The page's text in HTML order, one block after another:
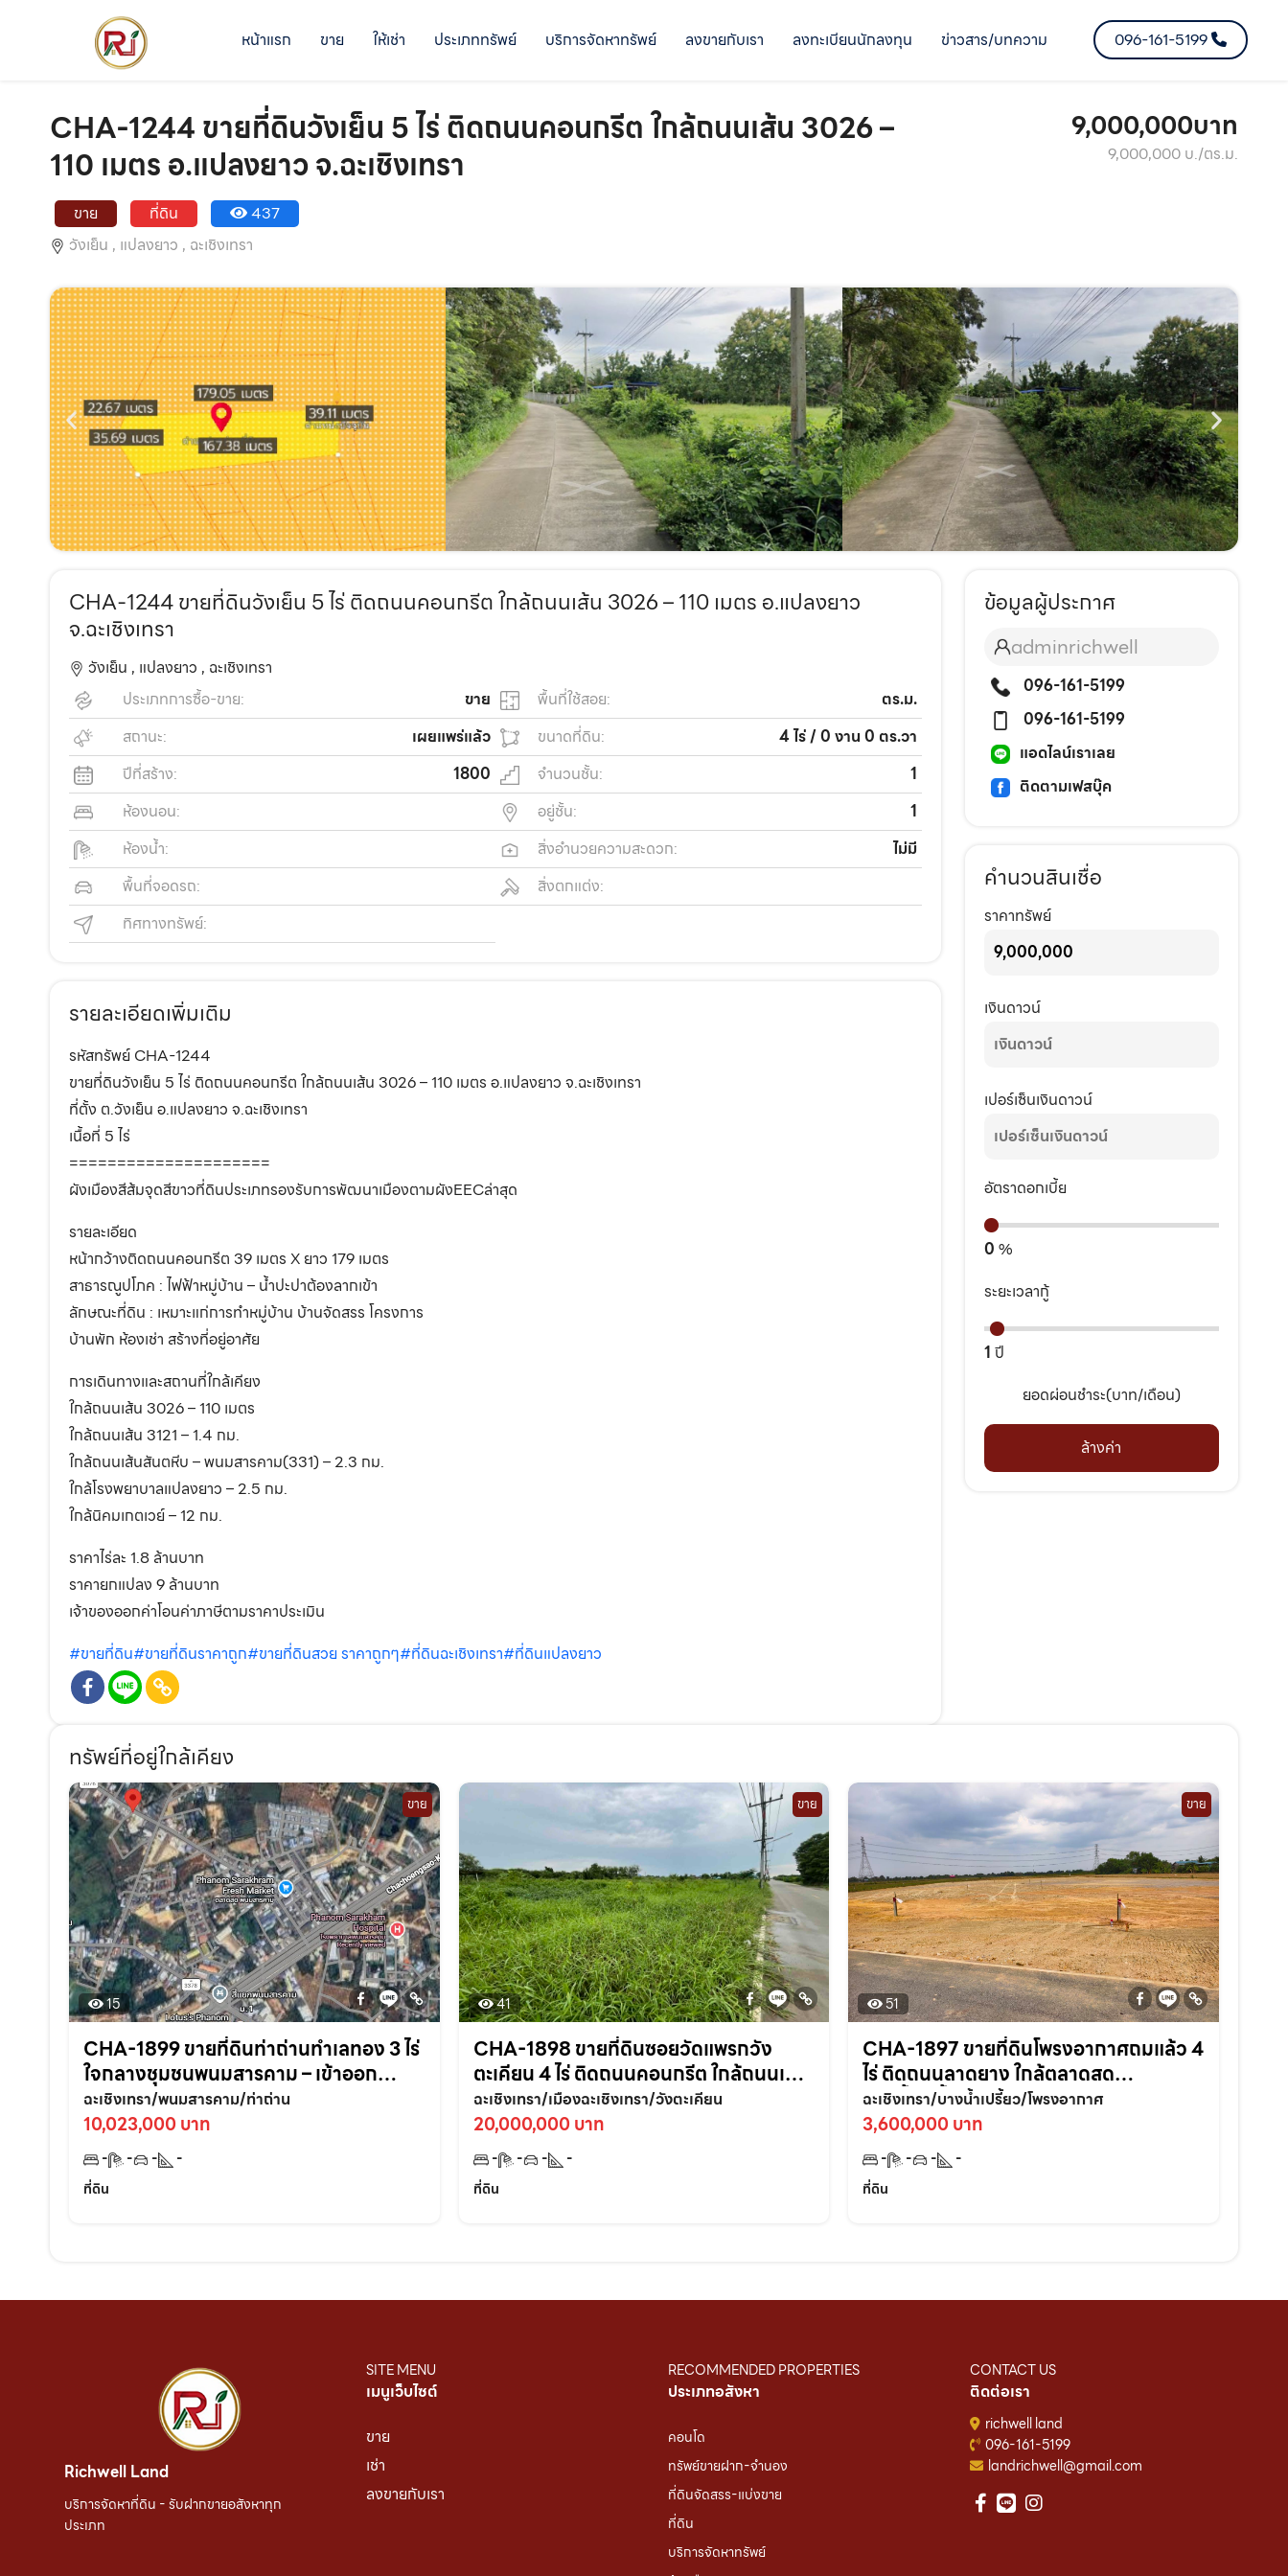
หน้าแรก ขาย ให้เช่า ประเภททรัพย์ บริการจัดหาทรัพย์ ลงขายกับเรา ลงทะเบียนนักลงทุน ข่าวสาร/บทความ 096-161-5199
CHA-1244 ขายที่ดินวังเย็น 5 ไร่ ติดถนนคอนกรีต ใกล้ถนนเส้น 3026 –
110 เมตร อ.แปลงยาว จ.ฉะเชิงเทรา
ขาย ที่ดิน
437
วังเย็น , แปลงยาว , ฉะเชิงเทรา
9,000,000บาท
9,000,000 บ./ตร.ม.
CHA-1244 ขายที่ดินวังเย็น 5 ไร่ ติดถนนคอนกรีต ใกล้ถนนเส้น 3026 – 110 เมตร อ.แปลงยาว
จ.ฉะเชิงเทรา
วังเย็น , แปลงยาว , ฉะเชิงเทรา
ประเภทการซื้อ-ขาย:
ขาย
สถานะ:
เผยแพร่แล้ว
ปีที่สร้าง:
1800
ห้องนอน:
ห้องน้ำ:
พื้นที่จอดรถ:
ทิศทางทรัพย์:
พื้นที่ใช้สอย:
ตร.ม.
ขนาดที่ดิน:
4 ไร่ / 0 งาน 0 ตร.วา
จำนวนชั้น:
1
อยู่ชั้น:
1
สิ่งอำนวยความสะดวก:
ไม่มี
สิ่งตกแต่ง:
รายละเอียดเพิ่มเติม
รหัสทรัพย์ CHA-1244
ขายที่ดินวังเย็น 5 ไร่ ติดถนนคอนกรีต ใกล้ถนนเส้น 3026 – 110 เมตร อ.แปลงยาว จ.ฉะเชิงเทรา
ที่ตั้ง ต.วังเย็น อ.แปลงยาว จ.ฉะเชิงเทรา
เนื้อที่ 5 ไร่
=====================
ผังเมืองสีส้มจุดสีขาวที่ดินประเภทรองรับการพัฒนาเมืองตามผังEECล่าสุด
รายละเอียด
หน้ากว้างติดถนนคอนกรีต 39 เมตร X ยาว 179 เมตร
สาธารณูปโภค : ไฟฟ้าหมู่บ้าน – น้ำปะปาต้องลากเข้า
ลักษณะที่ดิน : เหมาะแก่การทำหมู่บ้าน บ้านจัดสรร โครงการ
บ้านพัก ห้องเช่า สร้างที่อยู่อาศัย
การเดินทางและสถานที่ใกล้เคียง
ใกล้ถนนเส้น 3026 – 110 เมตร
ใกล้ถนนเส้น 3121 – 1.4 กม.
ใกล้ถนนเส้นสันตหีบ – พนมสารคาม(331) – 2.3 กม.
ใกล้โรงพยาบาลแปลงยาว – 2.5 กม.
ใกล้นิคมเกตเวย์ – 12 กม.
ราคาไร่ละ 1.8 ล้านบาท
ราคายกแปลง 9 ล้านบาท
เจ้าของออกค่าโอนค่าภาษีตามราคาประเมิน
#ขายที่ดิน#ขายที่ดินราคาถูก#ขายที่ดินสวย ราคาถูกๆ#ที่ดินฉะเชิงเทรา#ที่ดินแปลงยาว
ข้อมูลผู้ประกาศ
adminrichwell
096-161-5199
096-161-5199
แอดไลน์เราเลย
ติดตามเฟสบุ๊ค
คำนวนสินเชื่อ
ราคาทรัพย์
เงินดาวน์
เปอร์เซ็นเงินดาวน์
อัตราดอกเบี้ย
0 %
ระยะเวลากู้
1 ปี
ยอดผ่อนชำระ(บาท/เดือน)
ล้างค่า
ทรัพย์ที่อยู่ใกล้เคียง
ขาย
15
CHA-1899 ขายที่ดินท่าถ่านทำเลทอง 3 ไร่
ใจกลางชุมชนพนมสารคาม – เข้าออก
สะดวก ใกล้ถนนใหญ่3076เพียง 70 เมตร
จ.ฉะเชิงเทรา
ฉะเชิงเทรา/พนมสารคาม/ท่าถ่าน
10,023,000 บาท
- - -
-
ที่ดิน
ขาย
41
CHA-1898 ขายที่ดินซอยวัดแพรกวัง
ตะเคียน 4 ไร่ ติดถนนคอนกรีต ใกล้ถนนเส้น
สุวินทวงศ์304-800เมตร อ.เมือง
ฉะเชิงเทรา
ฉะเชิงเทรา/เมืองฉะเชิงเทรา/วังตะเคียน
20,000,000 บาท
- - -
-
ที่ดิน
ขาย
51
CHA-1897 ขายที่ดินโพรงอากาศถมแล้ว 4
ไร่ ติดถนนลาดยาง ใกล้ตลาดสด
บางน้ำเปรี้ยว-6กม. จ.ฉะเชิงเทรา
ฉะเชิงเทรา/บางน้ำเปรี้ยว/โพรงอากาศ
3,600,000 บาท
- - -
-
ที่ดิน
Richwell Land
บริการจัดหาที่ดิน - รับฝากขายอสังหาทุก
ประเภท
SITE MENU
เมนูเว็บไซต์
ขาย
เช่า
ลงขายกับเรา
RECOMMENDED PROPERTIES
ประเภทอสังหา
คอนโด
ทรัพย์ขายฝาก-จำนอง
ที่ดินจัดสรร-แบ่งขาย
ที่ดิน
บริการจัดหาทรัพย์
CONTACT US
ติดต่อเรา
richwell land
096-161-5199
landrichwell@gmail.com